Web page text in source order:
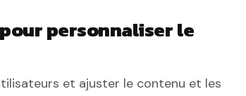
personnaliser le
et ajuster le contenu et les